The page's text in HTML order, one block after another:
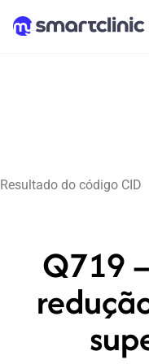
Resultado do código CID
Q719